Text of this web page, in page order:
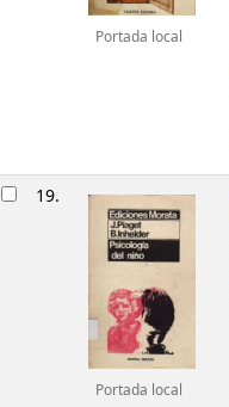
Portada local
19.
Portada local